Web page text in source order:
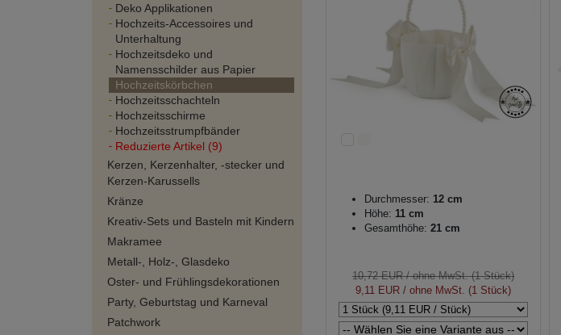
Deko Applikationen
Hochzeits-Accessoires und
Unterhaltung
Hochzeitsdeko und
Namensschilder aus Papier
Hochzeitskörbchen
Hochzeitsschachteln
Hochzeitsschirme
Hochzeitsstrumpfbänder
Reduzierte Artikel (9)
Kerzen, Kerzenhalter, -stecker und
Kerzen-Karussells
Kränze
Kreativ-Sets und Basteln mit Kindern
Makramee
Metall-, Holz-, Glasdeko
Oster- und Frühlingsdekorationen
Party, Geburtstag und Karneval
Patchwork
Durchmesser: 12 cm
Höhe: 11 cm
Gesamthöhe: 21 cm
10,72 EUR/ ohne MwSt. (1 Stück)
9,11 EUR/ ohne MwSt. (1 Stück)